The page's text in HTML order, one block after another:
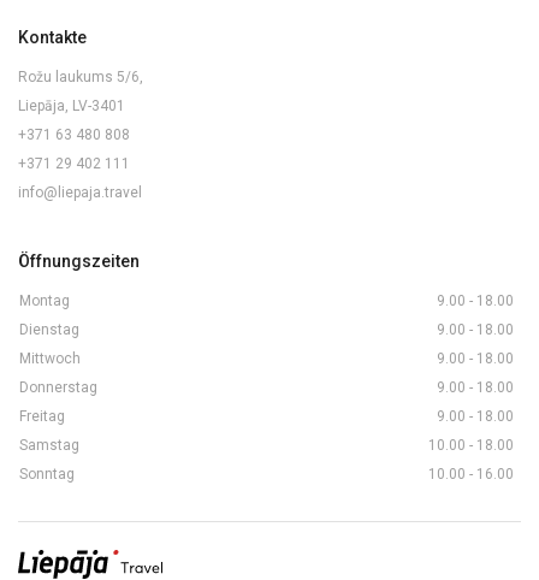
Kontakte
Rožu laukums 5/6,
Liepāja, LV-3401
+371 63 480 808
+371 29 402 111
info@liepaja.travel
Öffnungszeiten
Montag
9.00 - 18.00
Dienstag
9.00 - 18.00
Mittwoch
9.00 - 18.00
Donnerstag
9.00 - 18.00
Freitag
9.00 - 18.00
Samstag
10.00 - 18.00
Sonntag
10.00 - 16.00